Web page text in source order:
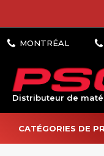
Distributeur de
CATÉGORIES DE